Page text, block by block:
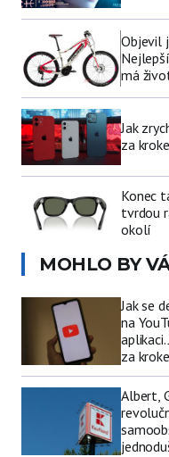
Objevil
má
Jak
za
Konec
tvrdou
okolí
MOHLO BY
Jak se
na
za
Albert,